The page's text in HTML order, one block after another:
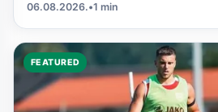
06.08.2026.•1 min
FEATURED